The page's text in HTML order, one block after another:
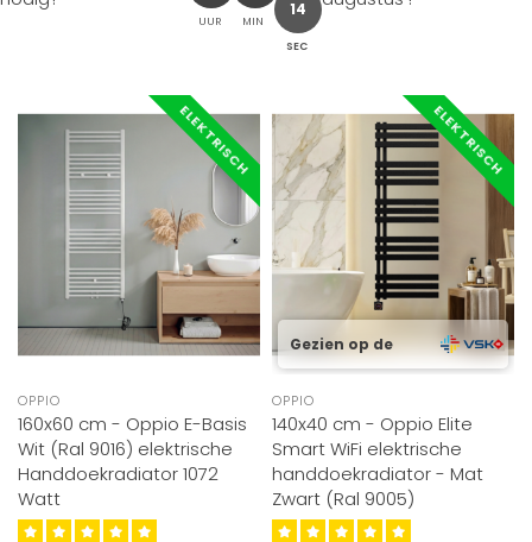
UUR MIN
12
SEC
ELEKTRISCH
OPPIO
160x60 cm - Oppio E-Basis
Wit (Ral 9016) elektrische
Handdoekradiator 1072
Watt
ELEKTRISCH
Gezien op de
OPPIO
140x40 cm - Oppio Elite
Smart WiFi elektrische
handdoekradiator - Mat
Zwart (Ral 9005)